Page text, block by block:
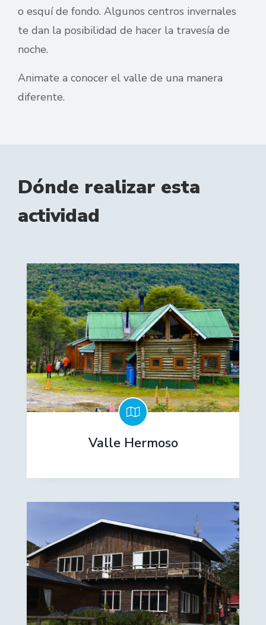
o esquí de fondo. Algunos centros invernales
te dan la posibilidad de hacer la travesía de
noche.
Animate a conocer el valle de una manera
diferente.
Dónde realizar esta
actividad
Valle Hermoso